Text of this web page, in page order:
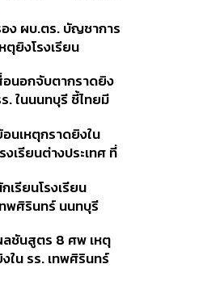
ง ผบ.ตร. บัญชาการ
ตุยิงโรงเรียน
หา 2 รอบยืนยันไร้คน
ค้าง พบศพปู่-ย่าที่
นอกจับตากราดยิง
. ในนนทบุรี ชี้ไทยมี
ระดับต้นของภูมิภาค
นเหตุกราดยิงใน
งเรียนต่างประเทศ ที่
เรียนโรงเรียน
พศิรินทร์ นนทบุรี
อดภัยชั่วคราว หลัง
ตุใช้อาวุธปืนภายใน
ชันสูตร 8 ศพ เหตุ
ใน รร. เทพศิรินทร์